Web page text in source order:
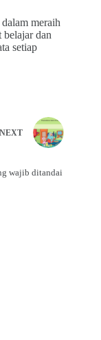
meraih
belajar dan
setiap
NEXT
wajib ditandai